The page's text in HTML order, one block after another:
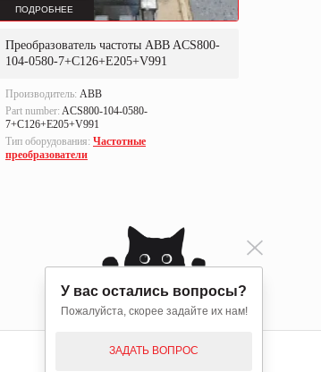
ПОДРОБНЕЕ
Преобразователь частоты ABB ACS800-
104-0580-7+C126+E205+V991
Производитель: ABB
Part number: ACS800-104-0580-
7+C126+E205+V991
Тип оборудования: Частотные
преобразователи
У вас остались вопросы?
Пожалуйста, скорее задайте их нам!
ЗАДАТЬ ВОПРОС